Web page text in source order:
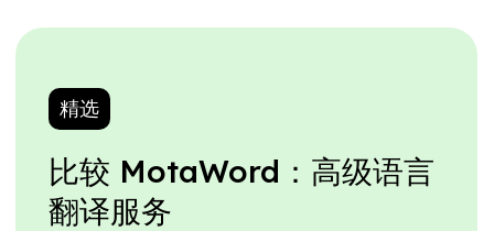
精选
比较 MotaWord：高级语言
翻译服务